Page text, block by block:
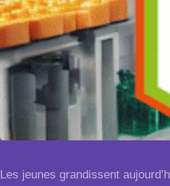
Les jeunes grandissent